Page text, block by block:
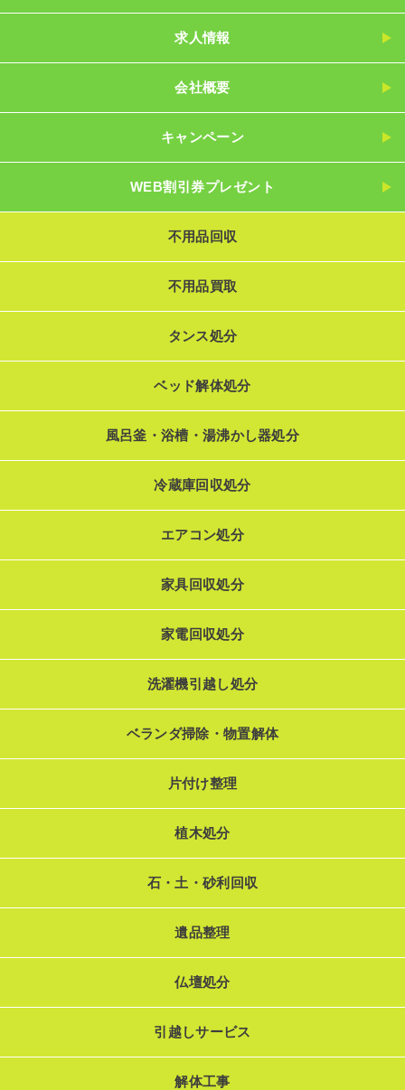
求人情報
会社概要
キャンペーン
WEB割引券プレゼント
不用品回収
不用品買取
タンス処分
ベッド解体処分
風呂釜・浴槽・湯沸かし器処分
冷蔵庫回収処分
エアコン処分
家具回収処分
家電回収処分
洗濯機引越し処分
ベランダ掃除・物置解体
片付け整理
植木処分
石・土・砂利回収
遺品整理
仏壇処分
引越しサービス
解体工事